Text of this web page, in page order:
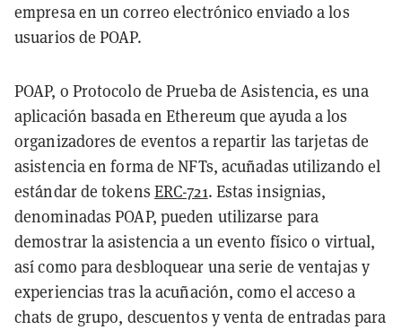
empresa en un correo electrónico enviado a los
usuarios de POAP.
POAP, o Protocolo de Prueba de Asistencia, es una
aplicación basada en Ethereum que ayuda a los
organizadores de eventos a repartir las tarjetas de
asistencia en forma de NFTs, acuñadas utilizando el
estándar de tokens ERC-721. Estas insignias,
denominadas POAP, pueden utilizarse para
demostrar la asistencia a un evento físico o virtual,
así como para desbloquear una serie de ventajas y
experiencias tras la acuñación, como el acceso a
chats de grupo, descuentos y venta de entradas para